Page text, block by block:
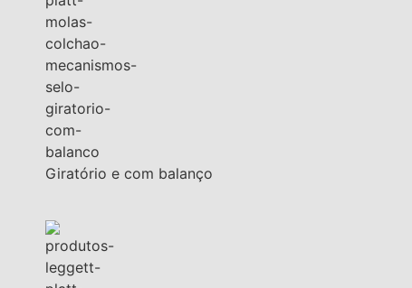
Giratório e com balanço